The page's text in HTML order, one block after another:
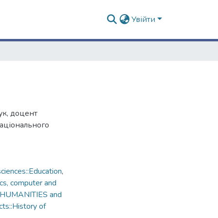
Увійти
доцент
,
computer and
and
of